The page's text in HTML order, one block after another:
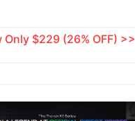
Only $229 (26% OFF) >>